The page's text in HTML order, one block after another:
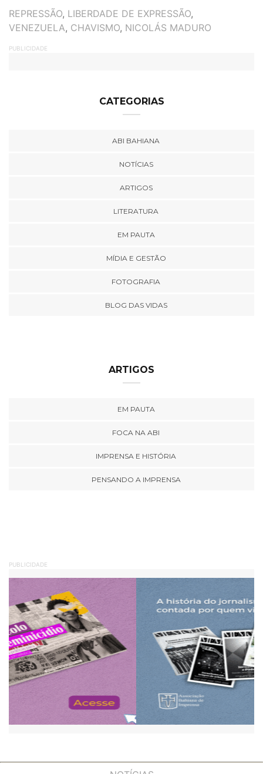
TAGS
REPRESSÃO, LIBERDADE DE EXPRESSÃO,
VENEZUELA, CHAVISMO, NICOLÁS MADURO
PUBLICIDADE
CATEGORIAS
ABI BAHIANA
NOTÍCIAS
ARTIGOS
LITERATURA
EM PAUTA
MÍDIA E GESTÃO
FOTOGRAFIA
BLOG DAS VIDAS
ARTIGOS
EM PAUTA
FOCA NA ABI
IMPRENSA E HISTÓRIA
PENSANDO A IMPRENSA
PUBLICIDADE